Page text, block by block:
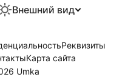
Внешний вид
Umka
Реквизиты
Карта сайта